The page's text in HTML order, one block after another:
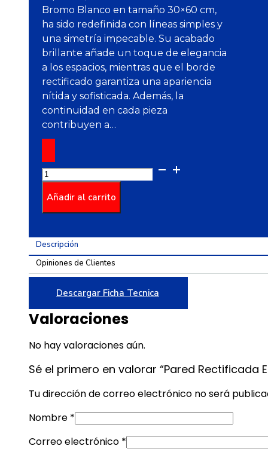
Bromo Blanco en tamaño 30×60 cm,
ha sido redefinida con líneas simples y
una simetría impecable. Su acabado
brillante añade un toque de elegancia
a los espacios, mientras que el borde
rectificado garantiza una apariencia
nítida y sofisticada. Además, la
continuidad en cada pieza
contribuyen a…
Pared
Rectificada
Estructurada
Bromo
Cara
Única
30X60
Añadir al carrito
Descripción
Opiniones de Clientes
Descargar Ficha Tecnica
Valoraciones
No hay valoraciones aún.
Sé el primero en valorar “Pared Rectificada
Tu dirección de correo electrónico no será
Nombre *
Correo electrónico *